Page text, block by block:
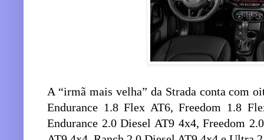
A “irmã mais velha” da Strada conta com
Endurance 1.8 Flex AT6, Freedom 1.8
Endurance 2.0 Diesel AT9 4x4, Freedom